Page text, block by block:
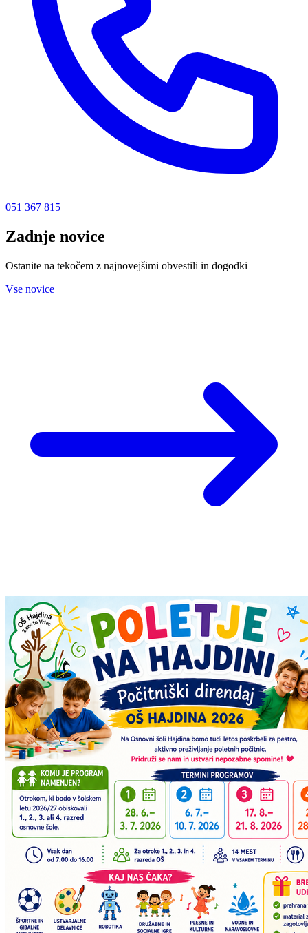
051 367 815
Zadnje novice
Ostanite na tekočem z najnovejšimi obvestili in dogodki
Vse novice